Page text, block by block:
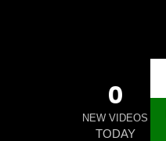
0
NEW VIDEOS
TODAY